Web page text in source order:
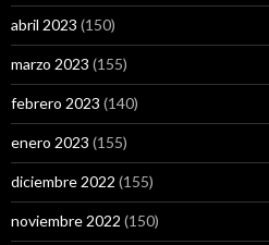
abril 2023 (150)
marzo 2023 (155)
febrero 2023 (140)
enero 2023 (155)
diciembre 2022 (155)
noviembre 2022 (150)